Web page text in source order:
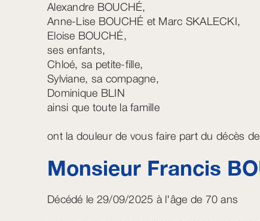
Alexandre BOUCHÉ,
Anne-Lise BOUCHÉ et Marc SKALECKI,
Eloise BOUCHÉ,
ses enfants,
Chloé, sa petite-fille,
Sylviane, sa compagne,
Dominique BLIN
ainsi que toute la famille
ont la douleur de vous faire part du décès de
Monsieur Francis
Décédé le 29/09/2025 à l'âge de 70 ans